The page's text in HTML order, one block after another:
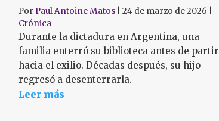
Por Paul Antoine Matos| 24 de marzo de 2026
Crónica
Durante la dictadura en Argentina, una
familia enterró su biblioteca antes de partir
hacia el exilio. Décadas después, su hijo
regresó a desenterrarla.
Leer más